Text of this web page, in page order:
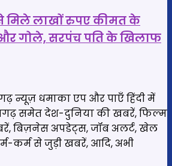
लाखों रुपए कीमत के
गोले, सरपंच पति के खिलाफ
न्यूज़ धमाका एप और पाएँ हिंदी में
समेत देश-दुनिया की खबरें, फिल्म
बिज़नेस अपडेट्स, जॉब अलर्ट, खेल
कर्म से जुड़ी खबरें, आदि, अभी